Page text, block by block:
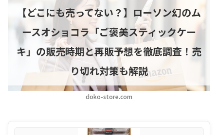
doko-store.com
【どこにも売ってない？】ローソン幻のム
ースオショコラ「ご褒美スティックケー
キ」の販売時期と再販予想を徹底調査！売
り切れ対策も解説